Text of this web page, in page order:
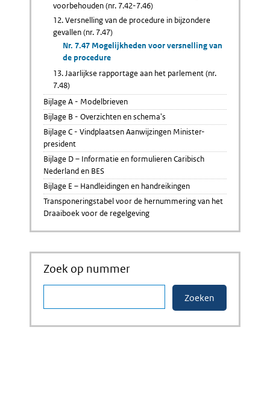
voorbehouden (nr. 7.42-7.46)
12. Versnelling van de procedure in bijzondere
gevallen (nr. 7.47)
Nr. 7.47 Mogelijkheden voor versnelling van
de procedure
13. Jaarlijkse rapportage aan het parlement (nr.
7.48)
Bijlage A - Modelbrieven
Bijlage B - Overzichten en schema's
Bijlage C - Vindplaatsen Aanwijzingen Minister-
president
Bijlage D – Informatie en formulieren Caribisch
Nederland en BES
Bijlage E – Handleidingen en handreikingen
Transponeringstabel voor de hernummering van het
Draaiboek voor de regelgeving
Zoek op nummer